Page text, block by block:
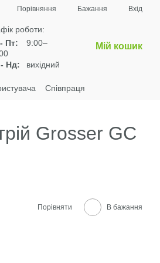
Порівняння Бажання Вхід
роботи:
Пт:
9:00–
Нд:
вихідний
Мій кошик
Співпраця
Grosser GC
Порівняти В бажання